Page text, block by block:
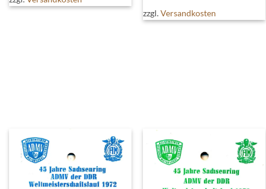
zzgl.Versandkosten